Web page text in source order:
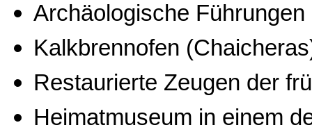
Archäologische Führungen
Kalkbrennofen (Chaicheras
Restaurierte Zeugen der
Heimatmuseum in einem